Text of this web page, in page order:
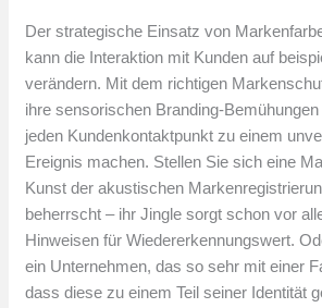
Der strategische Einsatz von
kann die Interaktion mit Kunden auf
verändern. Mit dem richtigen
ihre sensorischen Branding-
jeden Kundenkontaktpunkt zu einem
Ereignis machen. Stellen Sie sich eine
Kunst der akustischen
beherrscht – ihr Jingle sorgt schon vor
Hinweisen für Wiedererkennungswert.
ein Unternehmen, das so sehr mit einer
dass diese zu einem Teil seiner Identität